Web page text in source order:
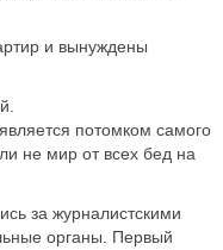
и вынуждены
потомком самого
не мир от всех бед на
за журналистскими
органы. Первый